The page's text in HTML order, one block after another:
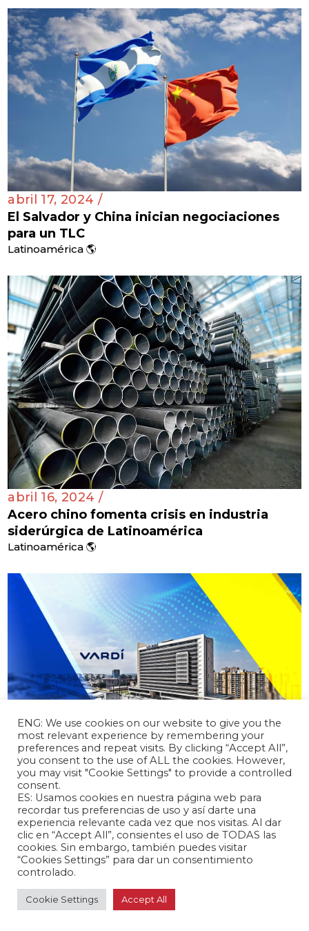
abril 17, 2024 /
El Salvador y China inician negociaciones
para un TLC
Latinoamérica 🌎
abril 16, 2024 /
Acero chino fomenta crisis en industria
siderúrgica de Latinoamérica
Latinoamérica 🌎
abril 15, 2024 /
Automotriz estatal china Chery recibe
inversión de US$ 50 millones para mercado
colombiano
Colombia 🇨🇴
ENG: We use cookies on our website to give you the
most relevant experience by remembering your
preferences and repeat visits. By clicking “Accept All”,
you consent to the use of ALL the cookies. However,
you may visit "Cookie Settings" to provide a controlled
consent.
ES: Usamos cookies en nuestra página web para
recordar tus preferencias de uso y así darte una
experiencia relevante cada vez que nos visitas. Al dar
clic en “Accept All”, consientes el uso de TODAS las
cookies. Sin embargo, también puedes visitar
“Cookies Settings” para dar un consentimiento
controlado.
Cookie Settings Accept All